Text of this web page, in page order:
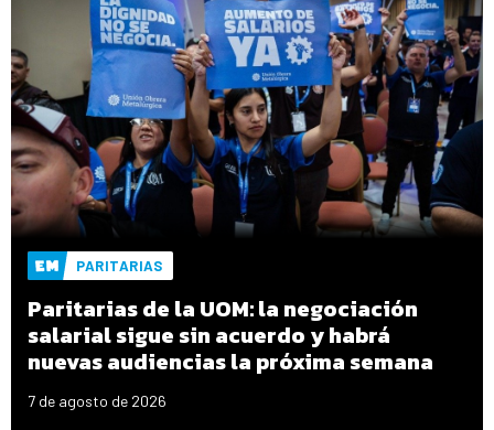
PARITARIAS
Paritarias de la UOM: la negociación
salarial sigue sin acuerdo y habrá
nuevas audiencias la próxima semana
7 de agosto de 2026